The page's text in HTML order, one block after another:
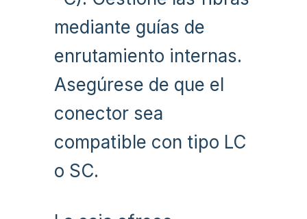
mediante guías de
enrutamiento internas.
Asegúrese de que el
conector sea
compatible con tipo LC
o SC.